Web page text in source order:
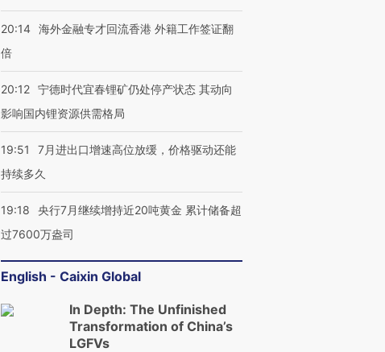
20:14 海外金融专才回流香港 外籍工作签证翻
倍
20:12 宁德时代宜春锂矿仍处停产状态 其动向
影响国内锂资源供需格局
19:51
7月进出口增速高位放缓，价格驱动还能
持续多久
19:18
央行7月继续增持近20吨黄金 累计储备超
过7600万盎司
English - Caixin Global
In Depth: The Unfinished
Transformation of China’s
LGFVs